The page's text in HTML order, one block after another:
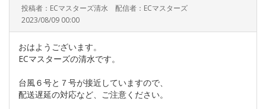
投稿者：ECマスターズ清水 配信者：ECマスターズ
2023/08/09 00:00
おはようございます。
ECマスターズの清水です。
台風６号と７号が接近していますので、
配送遅延の対応など、ご注意ください。